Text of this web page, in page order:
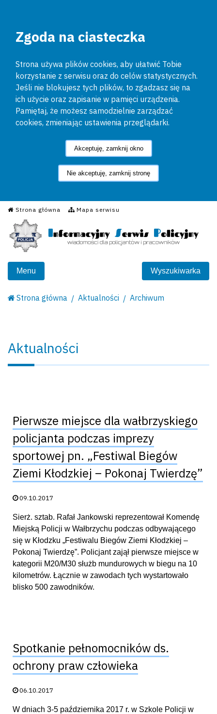
Zgoda na ciasteczka
Strona używa plików cookies, aby ułatwić Tobie
korzystanie z serwisu oraz do celów statystycznych.
Jeśli nie blokujesz tych plików, to zgadzasz się na
ich użycie oraz zapisanie w pamięci urządzenia.
Pamiętaj, że możesz samodzielnie zarządzać
cookies, zmieniając ustawienia przeglądarki.
Akceptuję, zamknij okno
Nie akceptuję, zamknij stronę
Strona główna Mapa serwisu
Informacyjny Serwis
Menu Wyszukiwarka
Strona główna Aktualności Archiwum
Aktualności
Pierwsze miejsce dla wałbrzyskiego
policjanta podczas imprezy
sportowej pn. „Festiwal Biegów
Ziemi Kłodzkiej – Pokonaj Twierdzę”
Data publikacji:
09.10.2017
Sierż. sztab. Rafał Jankowski reprezentował Komendę
Miejską Policji w Wałbrzychu podczas odbywającego
się w Kłodzku „Festiwalu Biegów Ziemi Kłodzkiej –
Pokonaj Twierdzę”. Policjant zajął pierwsze miejsce w
kategorii M20/M30 służb mundurowych w biegu na 10
kilometrów. Łącznie w zawodach tych wystartowało
blisko 500 zawodników.
Spotkanie pełnomocników ds.
ochrony praw człowieka
Data publikacji:
06.10.2017
W dniach 3-5 października 2017 r. w Szkole Policji w